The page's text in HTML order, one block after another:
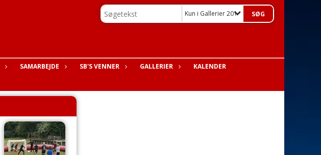
Kun i Gallerier 2018
SAMARBEJDE SB'S VENNER GALLERIER
KALENDER